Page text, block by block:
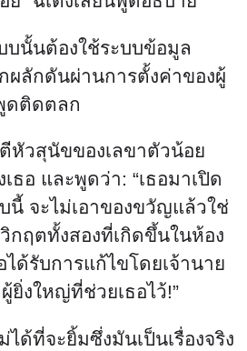
บนั้นต้องใช้ระบบข้อมูล
ลักดันผ่านการตั้งค่าของผู้
ดติดตลก
หัวสุนัขของเลขาตัวน้อย
ธอ และพูดว่า: “เธอมาเปิด
นี้ จะไม่เอาของขวัญแล้วใช่
กฤตทั้งสองที่เกิดขึ้นในห้อง
ด้รับการแก้ไขโดยเจ้านาย
ยิ่งใหญ่ที่ช่วยเธอไว้!”
ด้ที่จะยิ้มซึ่งมันเป็นเรื่องจริง